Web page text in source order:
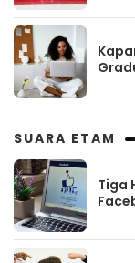
SUARA ETAM
Tiga